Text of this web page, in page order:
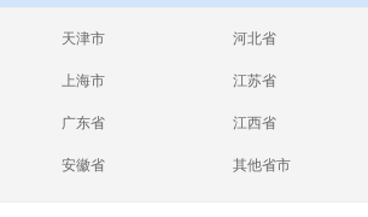
天津市 河北省
上海市 江苏省
广东省 江西省
安徽省 其他省市